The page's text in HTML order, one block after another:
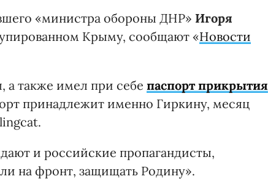
«министра обороны ДНР» Игоря
Крыму, сообщают «Новости
а также имел при себе паспорт прикрытия
принадлежит именно Гиркину, месяц
и российские пропагандисты,
на фронт, защищать Родину».